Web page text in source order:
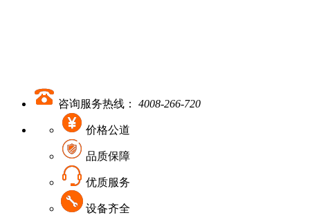
咨询服务热线： 4008-266-720
价格公道
品质保障
优质服务
设备齐全